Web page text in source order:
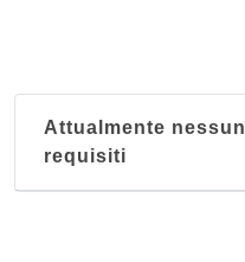
Attualmente
requisiti